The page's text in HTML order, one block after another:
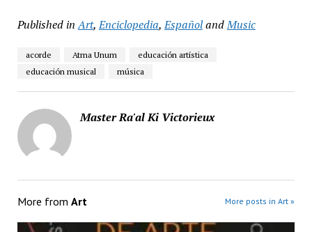
Published in Art,Enciclopedia,EspañolandMusic
acorde Atma Unum
educación artística
educación musical
música
Master Ra'al Ki Victorieux
More from Art More posts in Art »